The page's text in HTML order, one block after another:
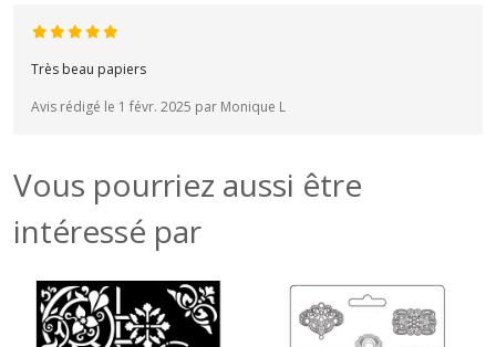
Très beau papiers
Avis rédigé le 1 févr. 2025 par Monique L
Vous pourriez aussi être
intéressé par